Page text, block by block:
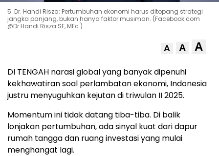
5. Dr. Handi Risza: Pertumbuhan ekonomi harus ditopang strategi
jangka panjang, bukan hanya faktor musiman. (Facebook.com
@Dr Handi Risza SE, MEc )
A A A
DI TENGAH narasi global yang banyak dipenuhi
kekhawatiran soal perlambatan ekonomi, Indonesia
justru menyuguhkan kejutan di triwulan II 2025.
Momentum ini tidak datang tiba-tiba. Di balik
lonjakan pertumbuhan, ada sinyal kuat dari dapur
rumah tangga dan ruang investasi yang mulai
menghangat lagi.